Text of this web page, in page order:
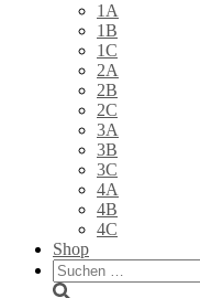
1A
1B
1C
2A
2B
2C
3A
3B
3C
4A
4B
4C
Shop
Suchen
nach: